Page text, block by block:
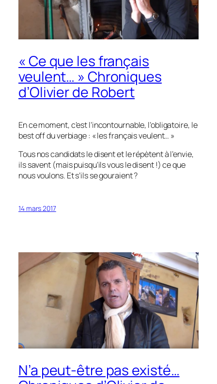
« Ce que les français
veulent… » Chroniques
d’Olivier de Robert
En ce moment, c’est l’incontournable, l’obligatoire, le
best off du verbiage : « les français veulent… »
Tous nos candidats le disent et le répètent à l’envie,
ils savent (mais puisqu’ils vous le disent !) ce que
nous voulons. Et s’ils se gouraient ?
14 mars 2017
N’a peut-être pas existé…